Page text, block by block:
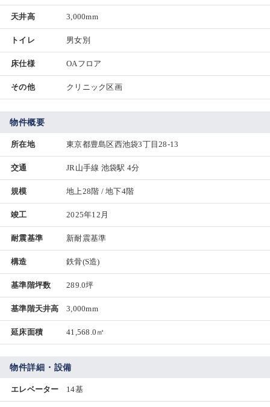
天井高 3,000mm
トイレ 男女別
床仕様 OAフロア
その他 クリニック区画
物件概要
所在地 東京都豊島区西池袋3丁目28-13
交通 JR山手線 池袋駅 4分
規模 地上28階 / 地下4階
竣工 2025年12月
耐震基準 新耐震基準
構造 鉄骨(S造)
基準階坪数 289.0坪
基準階天井高 3,000mm
延床面積 41,568.0㎡
物件詳細・設備
エレベーター 14基